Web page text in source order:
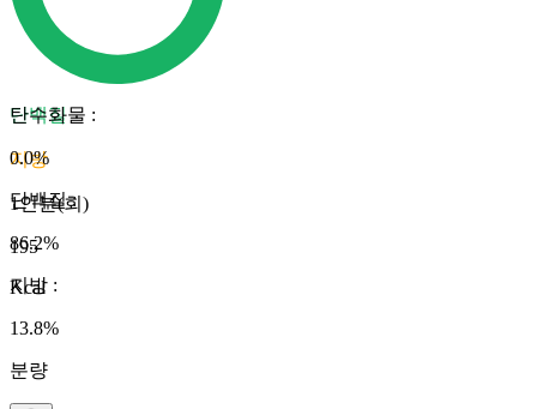
단백질
지방
1인분(회)
195
Kcal
탄수화물 :
0.0%
단백질:
86.2%
지방 :
13.8%
분량